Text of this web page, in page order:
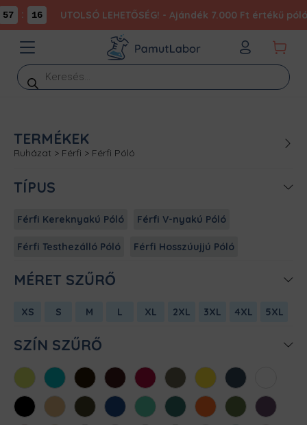
16 UTOLSÓ LEHETŐSÉG! - Ajándék 7.000 Ft értékű
Products
search
TERMÉKEK
Ruházat > Férfi > Férfi Póló
TÍPUS
Férfi Kereknyakú Póló Férfi V-nyakú Póló
Férfi Testhezálló Póló Férfi Hosszúujjú Póló
MÉRET SZŰRŐ
XS S M L XL 2XL 3XL 4XL 5XL
SZÍN SZŰRŐ
AlmazöldAtollkékBarnaBordóChili Cink Citromsárga
Denim
FeketeHomokKhaki KirálykékMentaMéregzöld
NarancsOliva Padlizsán